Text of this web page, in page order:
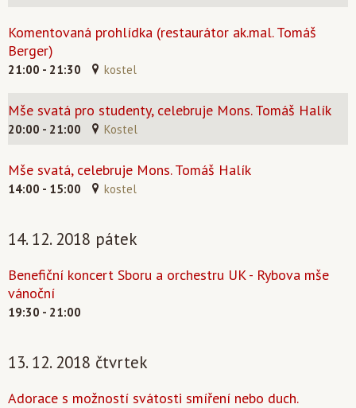
Komentovaná prohlídka (restaurátor ak.mal. Tomáš
Berger)
21:00 - 21:30 kostel
Mše svatá pro studenty, celebruje Mons. Tomáš Halík
20:00 - 21:00 Kostel
Mše svatá, celebruje Mons. Tomáš Halík
14:00 - 15:00 kostel
14. 12. 2018 pátek
Benefiční koncert Sboru a orchestru UK - Rybova mše
vánoční
19:30 - 21:00
13. 12. 2018 čtvrtek
Adorace s možností svátosti smíření nebo duch.